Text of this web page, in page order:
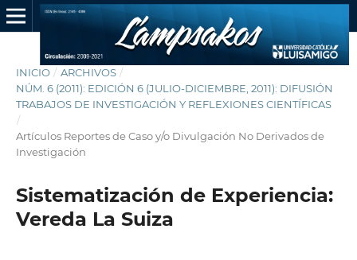
INICIO / ARCHIVOS /
NÚM. 6 (2011): EDICIÓN 6 (JULIO-DICIEMBRE, 2011): DIFUSIÓN
TRABAJOS DE INVESTIGACIÓN Y REFLEXIONES CIENTÍFICAS
/
Artículos Reportes de Caso y/o Divulgación No Derivados de
Investigación
Sistematización de Experiencia:
Vereda La Suiza